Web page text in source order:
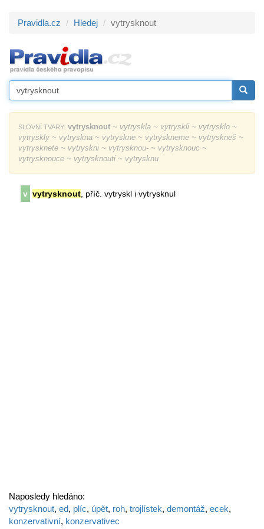
Pravidla.cz Hledej vytrysknout
SLOVNÍ TVARY: vytrysknout ~ vytryskla ~ vytryskli ~ vytrysklo ~
vytryskly ~ vytryskna ~ vytryskne ~ vytryskneme ~ vytryskneš ~
vytrysknete ~ vytryskni ~ vytrysknou- ~ vytrysknouc ~
vytrysknouce ~ vytrysknouti ~ vytrysknu
v vytrysknout , příč. vytryskl i vytrysknul
Naposledy hledáno:
vytrysknout, ed, plíc, úpět, roh, trojlístek, demontáž, ecek,
konzervativní, konzervativec